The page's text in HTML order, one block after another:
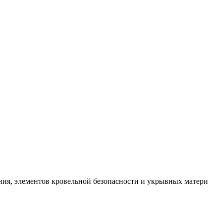
элементов кровельной безопасности и укрывных